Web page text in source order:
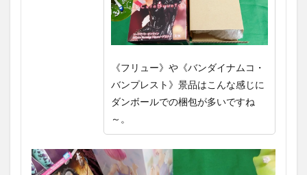
《フリュー》や《バンダイナムコ・
バンプレスト》 景品はこんな感じに
ダンボールでの梱包が多いですね
～。